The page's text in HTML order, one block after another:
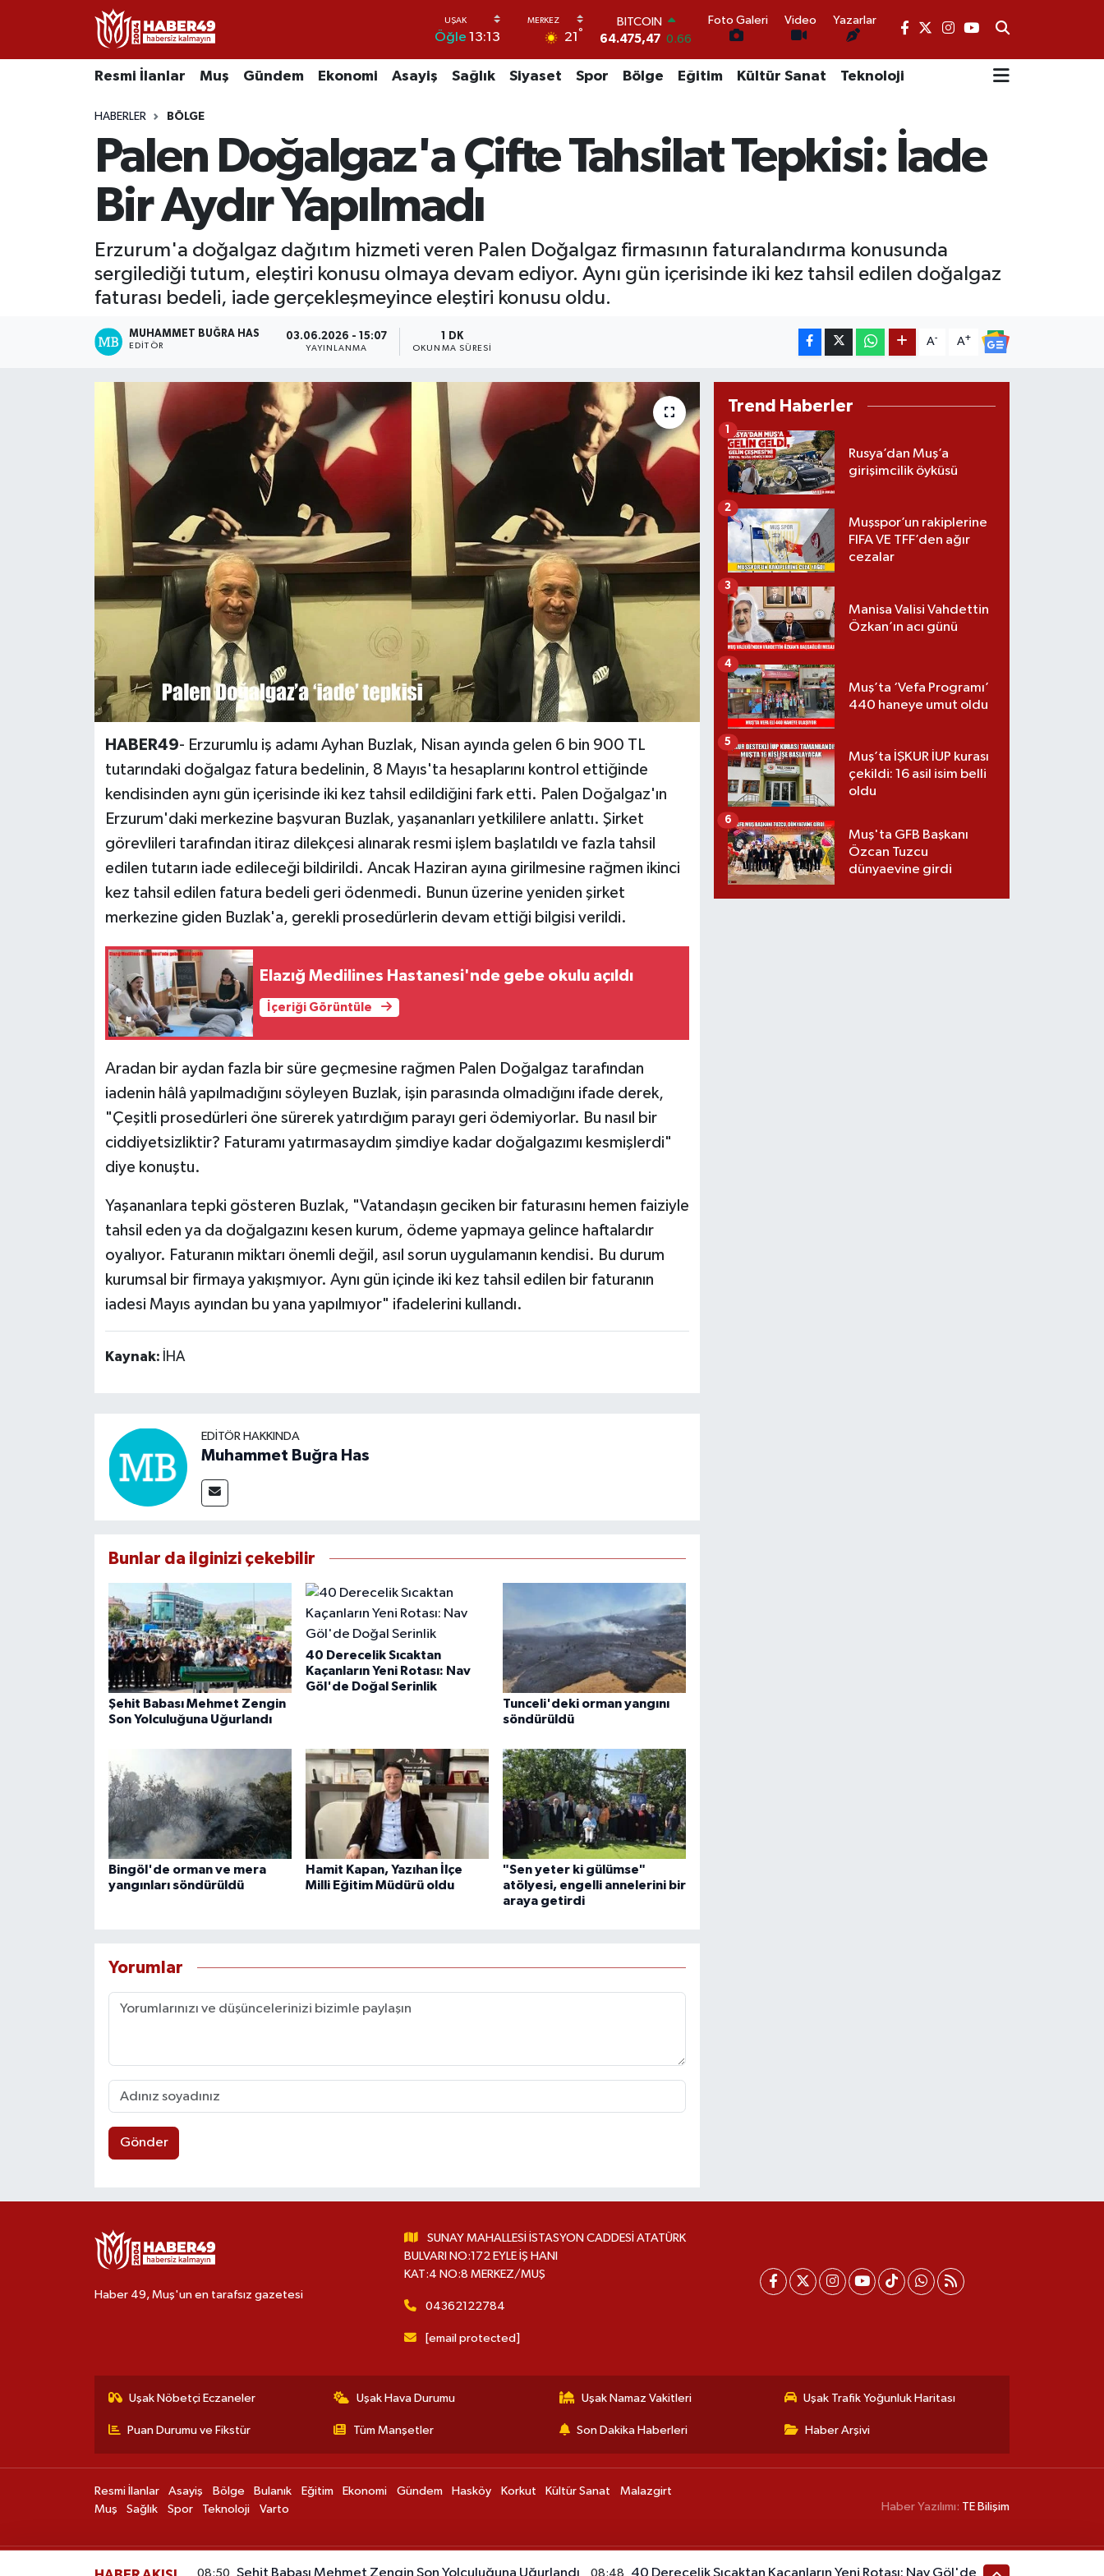
Öğle 13:13 21 °
DOLAR
47,5971 0.05
55,1336 0.18
0.54
BİST100
Foto Galeri Video Yazarlar
Resmi İlanlar Muş Gündem Ekonomi Asayiş Sağlık Siyaset Spor Bölge Eğitim Kültür Sanat Teknoloji
HABERLER BÖLGE
Palen Doğalgaz'a Çifte Tahsilat Tepkisi: İade
Bir Aydır Yapılmadı
Erzurum'a doğalgaz dağıtım hizmeti veren Palen Doğalgaz firmasının faturalandırma konusunda
sergilediği tutum, eleştiri konusu olmaya devam ediyor. Aynı gün içerisinde iki kez tahsil edilen doğalgaz
faturası bedeli, iade gerçekleşmeyince eleştiri konusu oldu.
MUHAMMET BUĞRA HAS
EDITÖR
03.06.2026 - 15:07
YAYINLANMA
1 DK
OKUNMA SÜRESI
A- A+
HABER49- Erzurumlu iş adamı Ayhan Buzlak, Nisan ayında gelen 6 bin 900 TL
tutarındaki doğalgaz fatura bedelinin, 8 Mayıs'ta hesaplarını kontrol ettiğinde
kendisinden aynı gün içerisinde iki kez tahsil edildiğini fark etti. Palen Doğalgaz'ın
Erzurum'daki merkezine başvuran Buzlak, yaşananları yetkililere anlattı. Şirket
görevlileri tarafından itiraz dilekçesi alınarak resmi işlem başlatıldı ve fazla tahsil
edilen tutarın iade edileceği bildirildi. Ancak Haziran ayına girilmesine rağmen ikinci
kez tahsil edilen fatura bedeli geri ödenmedi. Bunun üzerine yeniden şirket
merkezine giden Buzlak'a, gerekli prosedürlerin devam ettiği bilgisi verildi.
Elazığ Medilines Hastanesi'nde gebe okulu açıldı
İçeriği Görüntüle
Aradan bir aydan fazla bir süre geçmesine rağmen Palen Doğalgaz tarafından
iadenin hâlâ yapılmadığını söyleyen Buzlak, işin parasında olmadığını ifade derek,
"Çeşitli prosedürleri öne sürerek yatırdığım parayı geri ödemiyorlar. Bu nasıl bir
ciddiyetsizliktir? Faturamı yatırmasaydım şimdiye kadar doğalgazımı kesmişlerdi"
diye konuştu.
Yaşananlara tepki gösteren Buzlak, "Vatandaşın geciken bir faturasını hemen faiziyle
tahsil eden ya da doğalgazını kesen kurum, ödeme yapmaya gelince haftalardır
oyalıyor. Faturanın miktarı önemli değil, asıl sorun uygulamanın kendisi. Bu durum
kurumsal bir firmaya yakışmıyor. Aynı gün içinde iki kez tahsil edilen bir faturanın
iadesi Mayıs ayından bu yana yapılmıyor" ifadelerini kullandı.
Kaynak: İHA
EDITÖR HAKKINDA
Muhammet Buğra Has
Bunlar da ilginizi çekebilir
Şehit Babası Mehmet Zengin
Son Yolculuğuna Uğurlandı
40 Derecelik Sıcaktan
Kaçanların Yeni Rotası: Nav
Göl'de Doğal Serinlik
Tunceli'deki orman yangını
söndürüldü
Bingöl'de orman ve mera
yangınları söndürüldü
Hamit Kapan, Yazıhan İlçe
Milli Eğitim Müdürü oldu
"Sen yeter ki gülümse"
atölyesi, engelli annelerini bir
araya getirdi
Yorumlar
Gönder
Trend Haberler
Rusya’dan Muş’a
girişimcilik öyküsü
1
Muşspor’un rakiplerine
FIFA VE TFF’den ağır
cezalar
2
Manisa Valisi Vahdettin
Özkan’ın acı günü
3
Muş’ta ‘Vefa Programı’
440 haneye umut oldu
4
Muş’ta İŞKUR İUP kurası
çekildi: 16 asil isim belli
oldu
5
Muş'ta GFB Başkanı
Özcan Tuzcu
dünyaevine girdi
6
Haber 49, Muş'un en tarafsız gazetesi
SUNAY MAHALLESİ İSTASYON CADDESİ ATATÜRK
BULVARI NO:172 EYLE İŞ HANI
KAT:4 NO:8 MERKEZ/MUŞ
04362122784
[email protected]
Uşak Nöbetçi Eczaneler Uşak Hava Durumu Uşak Namaz Vakitleri Uşak Trafik Yoğunluk Haritası
Puan Durumu ve Fikstür Tüm Manşetler Son Dakika Haberleri Haber Arşivi
Resmi İlanlar Asayiş Bölge Bulanık Eğitim Ekonomi Gündem Hasköy Korkut Kültür Sanat
Malazgirt
Muş
Sağlık Spor Teknoloji Varto Haber Yazılımı: TE Bilişim
08:50 Şehit Babası Mehmet Zengin Son Yolculuğuna Uğurlandı 08:48 40 Derecelik Sıcaktan Kaçanların Yeni Rotası: Nav Göl'de
Resmi İlanlar
Kültür Sanat
Malazgirt
Uşak Nöbetçi Eczaneler
Uşak Namaz Vakitleri
Uşak Trafik Yoğunluk Haritası
TFF 2.Lig Kırmızı Grup Puan Durumu ve Fikstür
Tüm Manşetler
Haber Arşivi